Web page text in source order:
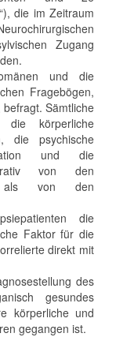
die im Zeitraum
Zugang
und die
Fragebögen,
Sämtliche
die körperliche
die psychische
und die
von den
als von den
die
Faktor für die
direkt mit
des
gesundes
körperliche und
gegangen ist.